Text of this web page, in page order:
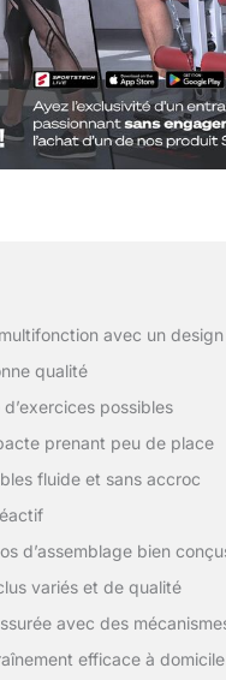
avec un
qualité
possibles
prenant peu de place
fluide et sans accroc
d’assemblage bien
variés et de qualité
avec des
efficace à domicile